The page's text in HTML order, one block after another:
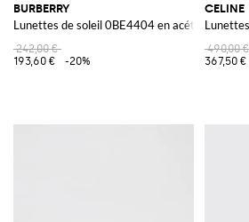
BURBERRY
Lunettes de soleil 0BE4404 en acétate
242,00 €
193,60 €
-20%
CELINE
490,00 €
367,50 €